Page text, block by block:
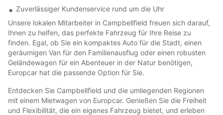
Zuverlässiger Kundenservice rund um die Uhr
Unsere lokalen Mitarbeiter in Campbellfield freuen sich darauf,
Ihnen zu helfen, das perfekte Fahrzeug für Ihre Reise zu
finden. Egal, ob Sie ein kompaktes Auto für die Stadt, einen
geräumigen Van für den Familienausflug oder einen robusten
Geländewagen für ein Abenteuer in der Natur benötigen,
Europcar hat die passende Option für Sie.
Entdecken Sie Campbellfield und die umliegenden Regionen
mit einem Mietwagen von Europcar. Genießen Sie die Freiheit
und Flexibilität, die ein eigenes Fahrzeug bietet, und erleben